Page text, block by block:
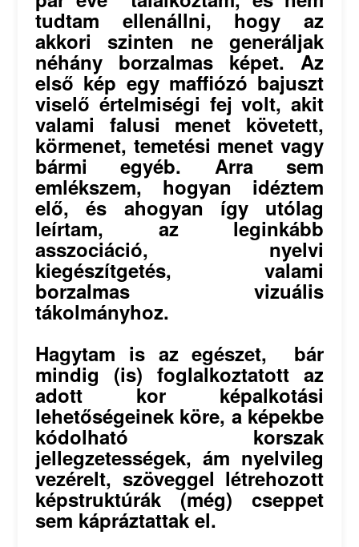
tudtam ellenállni, hogy az
akkori szinten ne generáljak
néhány borzalmas képet. Az
első kép egy maffiózó bajuszt
viselő értelmiségi fej volt, akit
valami falusi menet követett,
körmenet, temetési menet vagy
bármi egyéb. Arra sem
emlékszem, hogyan idéztem
elő, és ahogyan így utólag
leírtam, az leginkább
asszociáció, nyelvi
kiegészítgetés, valami
borzalmas vizuális
tákolmányhoz.
Hagytam is az egészet, bár
mindig (is) foglalkoztatott az
adott kor képalkotási
lehetőségeinek köre, a képekbe
kódolható korszak
jellegzetességek, ám nyelvileg
vezérelt, szöveggel létrehozott
képstruktúrák (még) cseppet
sem kápráztattak el.